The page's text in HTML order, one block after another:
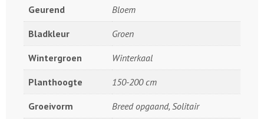
Geurend Bloem
Bladkleur Groen
Wintergroen Winterkaal
Planthoogte 150-200 cm
Groeivorm Breed opgaand, Solitair